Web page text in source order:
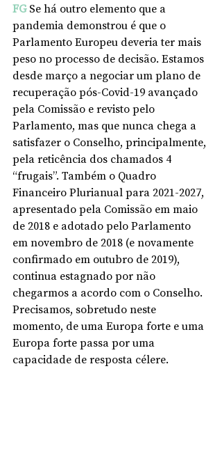
FG Se há outro elemento que a
pandemia demonstrou é que o
Parlamento Europeu deveria ter mais
peso no processo de decisão. Estamos
desde março a negociar um plano de
recuperação pós-Covid-19 avançado
pela Comissão e revisto pelo
Parlamento, mas que nunca chega a
satisfazer o Conselho, principalmente,
pela reticência dos chamados 4
“frugais”. Também o Quadro
Financeiro Plurianual para 2021-2027,
apresentado pela Comissão em maio
de 2018 e adotado pelo Parlamento
em novembro de 2018 (e novamente
confirmado em outubro de 2019),
continua estagnado por não
chegarmos a acordo com o Conselho.
Precisamos, sobretudo neste
momento, de uma Europa forte e uma
Europa forte passa por uma
capacidade de resposta célere.